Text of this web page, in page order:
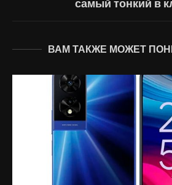
самый тонкий в
ВАМ ТАКЖЕ МОЖЕТ